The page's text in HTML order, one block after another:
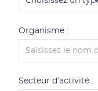
i
n
s
Organisme :
Secteur d’activité :